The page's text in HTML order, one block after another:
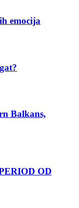
emocija
Balkans,
OD